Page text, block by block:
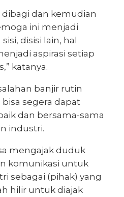
dan kemudian
ini menjadi
disisi lain, hal
aspirasi setiap
katanya.
banjir rutin
segera dapat
dan bersama-sama
industri.
mengajak duduk
komunikasi untuk
sebagai (pihak) yang
hilir untuk diajak